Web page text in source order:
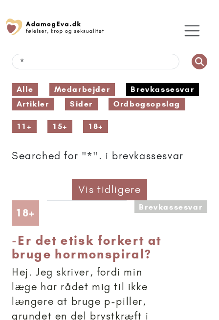
Alle Medarbejder
Brevkassesvar
Artikler
Sider Ordbogsopslag
11+ 15+ 18+
Searched for "*". i brevkassesvar
Vis tidligere
18+ Artikler anbefalet til 18+Brevkassesvar
-Er det etisk forkert at
bruge hormonspiral?
Hej. Jeg skriver, fordi min
læge har rådet mig til ikke
længere at bruge p-piller,
grundet en del brystkræft i